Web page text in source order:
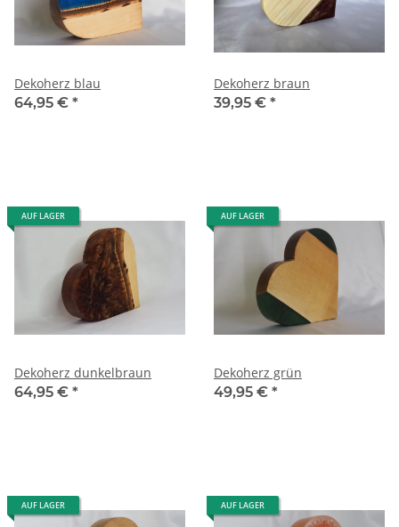
Dekoherz blau
64,95 € *
Dekoherz braun
39,95 € *
AUF LAGER
Dekoherz dunkelbraun
64,95 € *
AUF LAGER
Dekoherz grün
49,95 € *
AUF LAGER AUF LAGER